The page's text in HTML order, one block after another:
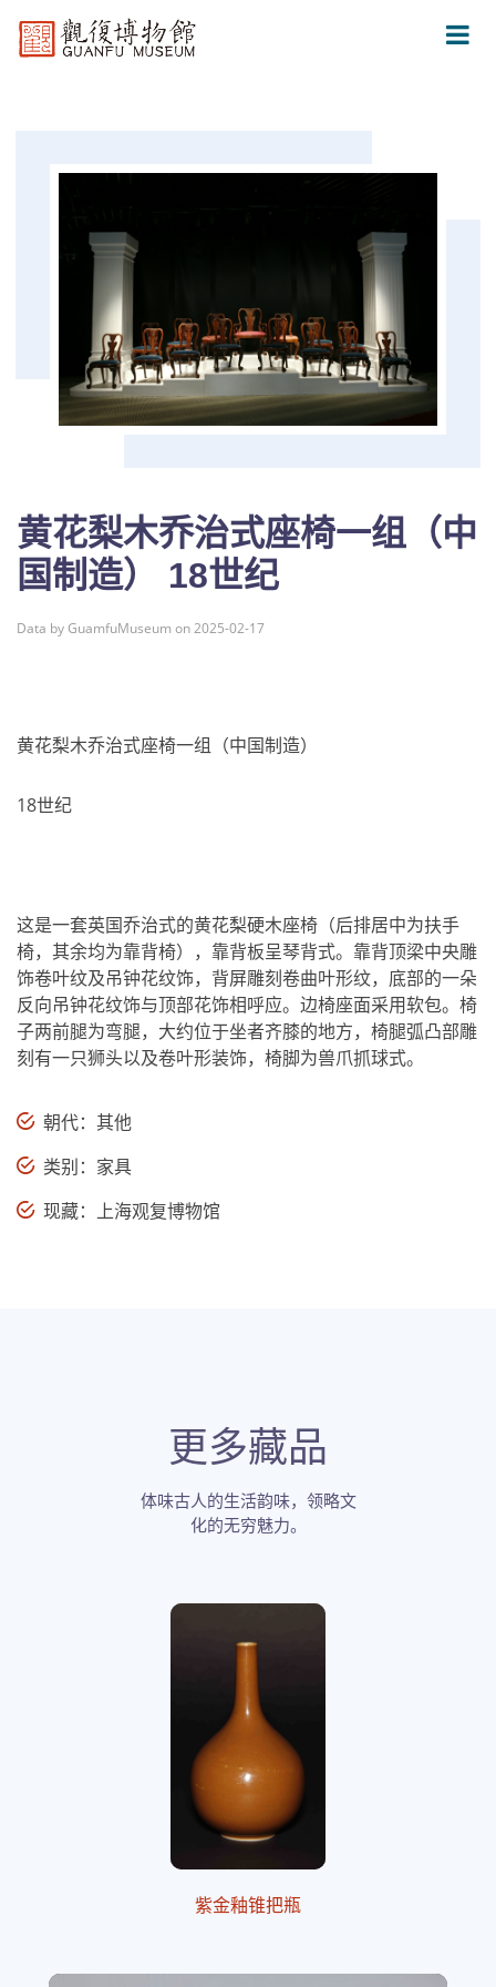
黄花梨木乔治式座椅一组（中
国制造） 18世纪
Data by GuamfuMuseum on 2025-02-17
黄花梨木乔治式座椅一组（中国制造）
18世纪
这是一套英国乔治式的黄花梨硬木座椅（后排居中为扶手
椅，其余均为靠背椅），靠背板呈琴背式。靠背顶梁中央雕
饰卷叶纹及吊钟花纹饰，背屏雕刻卷曲叶形纹，底部的一朵
反向吊钟花纹饰与顶部花饰相呼应。边椅座面采用软包。椅
子两前腿为弯腿，大约位于坐者齐膝的地方，椅腿弧凸部雕
刻有一只狮头以及卷叶形装饰，椅脚为兽爪抓球式。
朝代：其他
类别：家具
现藏：上海观复博物馆
更多藏品
体味古人的生活韵味，领略文
化的无穷魅力。
紫金釉锥把瓶